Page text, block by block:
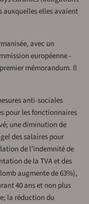
auxquelles elles avaient
avec un
européenne -
mémorandum. Il
anti-sociales
pour les fonctionnaires
une diminution de
des salaires pour
de l’indemnité de
de la TVA et des
augmente de 63%),
40 ans et non plus
la réduction du